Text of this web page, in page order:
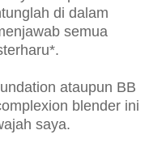
di dalam
semua
ataupun BB
blender ini
saya.